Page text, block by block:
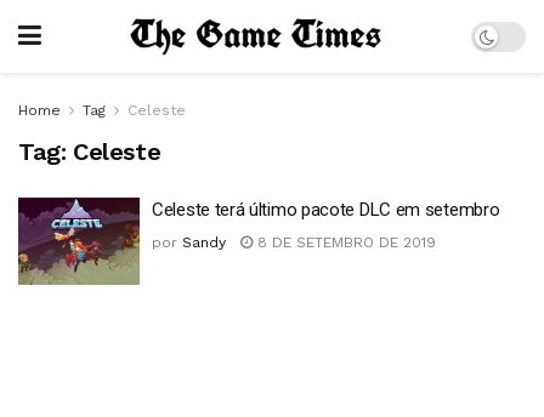
Home Tag Celeste
Tag: Celeste
Celeste terá último pacote DLC em setembro
por Sandy 8 DE SETEMBRO DE 2019